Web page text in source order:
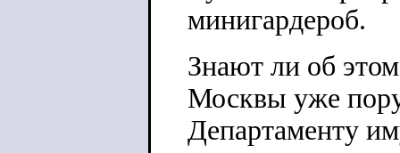
минигардероб.
Знают ли об
Москвы уже
Департаменту